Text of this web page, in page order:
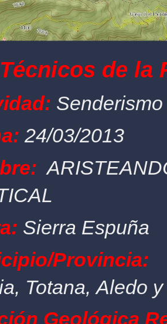
de la
Senderismo
24/03/2013
Sierra Espuña
Totana, Aledo
Geológica